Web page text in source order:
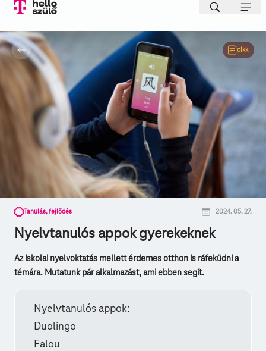
cikk
Tanulás, fejlődés 2024. 05. 27.
Nyelvtanulós appok gyerekeknek
Az iskolai nyelvoktatás mellett érdemes otthon is ráfeküdni a
témára. Mutatunk pár alkalmazást, ami ebben segít.
Nyelvtanulós appok:
Duolingo
Falou